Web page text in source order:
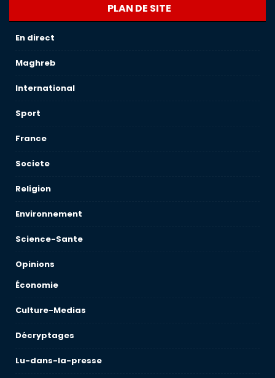
PLAN DE SITE
En direct
Maghreb
International
Sport
France
Societe
Religion
Environnement
Science-Sante
Opinions
Économie
Culture-Medias
Décryptages
Lu-dans-la-presse